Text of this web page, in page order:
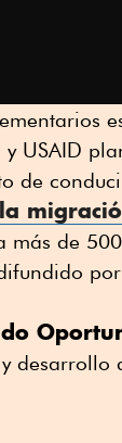
USAID
de
más de